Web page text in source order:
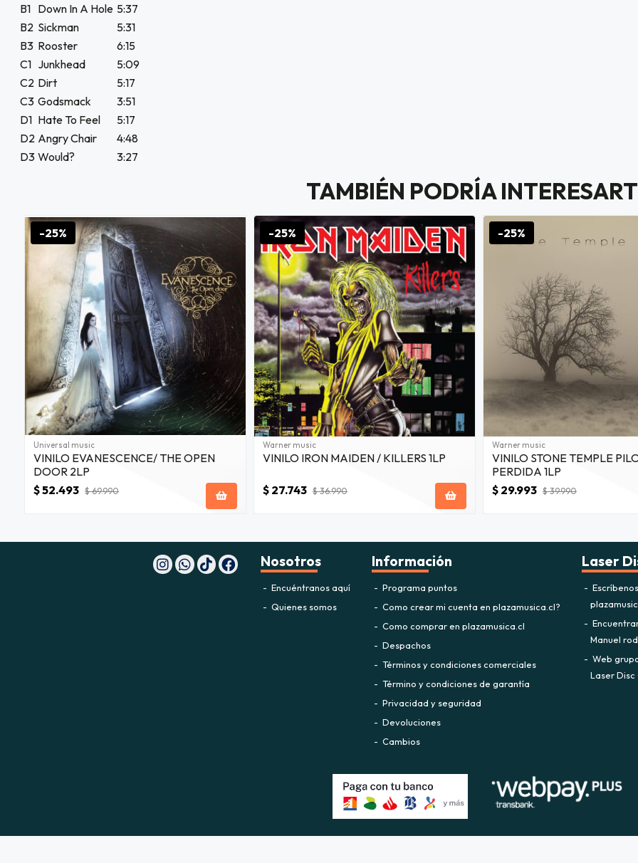
correo y
sobre
JUGAR
B1 Down In A Hole 5:37
B2 Sickman
5:31
B3 Rooster
6:15
C1 Junkhead
5:09
C2 Dirt
5:17
C3 Godsmack
3:51
D1 Hate To Feel
5:17
D2 Angry Chair
4:48
D3 Would? 3:27
TAMBIÉN PODRÍA
-25%
Universal music
VINILO EVANESCENCE/ THE OPEN
DOOR 2LP
$ 52.493 $ 69.990
-25%
Warner music
VINILO IRON MAIDEN / KILLERS 1LP
$ 27.743 $ 36.990
-25%
Warner music
VINILO STONE TEMPLE
PERDIDA 1LP
$ 29.993 $ 39.990
Nosotros
Encuéntranos aquí
Quienes somos
Información
Programa puntos
Como crear mi cuenta en plazamusica.cl?
Como comprar en plazamusica.cl
Despachos
Términos y condiciones comerciales
Término y condiciones de garantía
Privacidad y seguridad
Devoluciones
Cambios
Laser
Manuel
Web
Laser Disc